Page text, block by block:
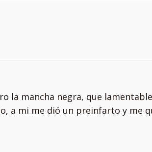
la mancha negra, que
a mi me dió un preinfarto y me